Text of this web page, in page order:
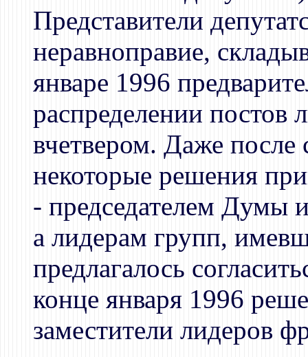
Представители
неравноправие,
январе 1996
распределении постов
вчетвером. Даже
некоторые решения
- председателем Думы
а лидерам групп,
предлагалось
конце января 1996
заместители лидеров